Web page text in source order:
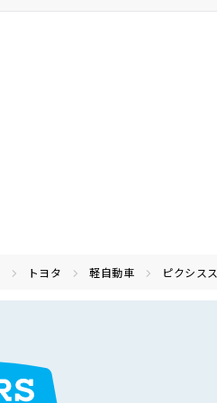
トヨタ 軽自動車 ピクシス